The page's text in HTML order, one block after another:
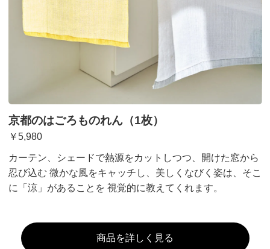
京都のはごろものれん（1枚）
￥5,980
カーテン、シェードで熱源をカットしつつ、開けた窓から
忍び込む 微かな風をキャッチし、美しくなびく姿は、そこ
に「涼」があることを 視覚的に教えてくれます。
商品を詳しく見る